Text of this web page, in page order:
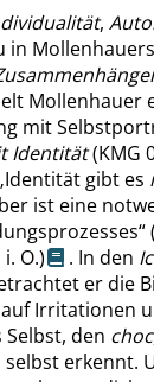
,
Mollenhauer
mit
Identität(KMG
Identität gibt es
ist eine
“
O.) . In den
er die
Irritationen
den choc
erkennt.